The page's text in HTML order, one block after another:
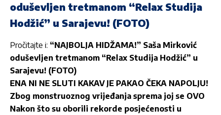
oduševljen tretmanom “Relax Studija
Hodžić” u Sarajevu! (FOTO)
Pročitajte i: “NAJBOLJA HIDŽAMA!” Saša Mirković
oduševljen tretmanom “Relax Studija Hodžić” u
Sarajevu! (FOTO)
ENA NI NE SLUTI KAKAV JE PAKAO ČEKA NAPOLJU!
Zbog monstruoznog vrijeđanja sprema joj se OVO
Nakon što su oborili rekorde posjećenosti u